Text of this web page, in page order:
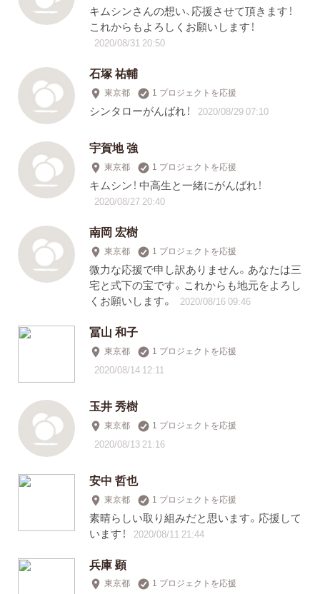
キムシンさんの想い、応援させて頂きます！
これからもよろしくお願いします！
2020/08/31 20:50
石塚 祐輔
東京都 1 プロジェクトを応援
シンタローがんばれ！ 2020/08/29 07:10
宇賀地 強
東京都 1 プロジェクトを応援
キムシン！ 中高生と一緒にがんばれ！
2020/08/27 20:40
南岡 宏樹
東京都 1 プロジェクトを応援
微力な応援で申し訳ありません。あなたは三
宅と式下の宝です。これからも地元をよろし
くお願いします。
2020/08/16 09:46
冨山 和子
東京都 1 プロジェクトを応援
2020/08/14 12:11
玉井 秀樹
東京都 1 プロジェクトを応援
2020/08/13 21:16
安中 哲也
東京都 1 プロジェクトを応援
素晴らしい取り組みだと思います。応援して
います！
2020/08/11 21:44
兵庫 顕
東京都 1 プロジェクトを応援